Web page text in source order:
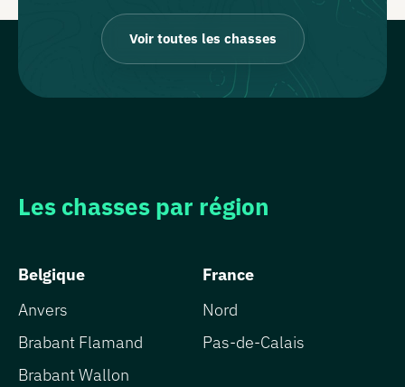
Voir toutes les chasses
Les chasses par région
Belgique
Anvers
Brabant Flamand
Brabant Wallon
France
Nord
Pas-de-Calais